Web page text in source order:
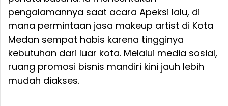
pengalamannya saat acara Apeksi lalu, di
mana permintaan jasa makeup artist di Kota
Medan sempat habis karena tingginya
kebutuhan dari luar kota. Melalui media sosial,
ruang promosi bisnis mandiri kini jauh lebih
mudah diakses.